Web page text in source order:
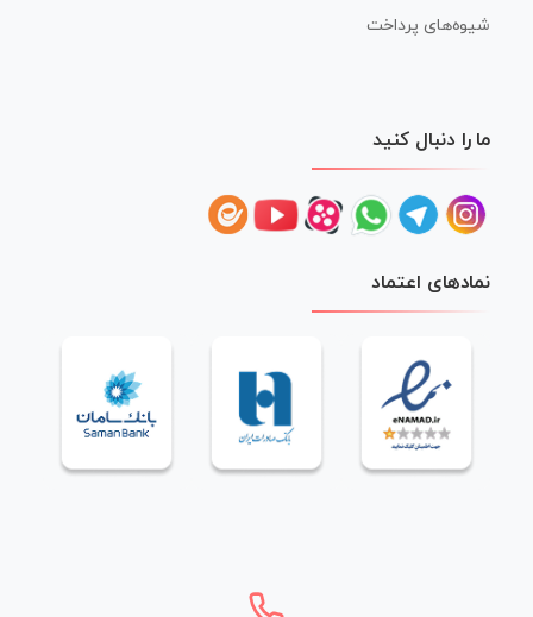
شیوه‌های پرداخت
ما را دنبال کنید
نمادهای اعتماد